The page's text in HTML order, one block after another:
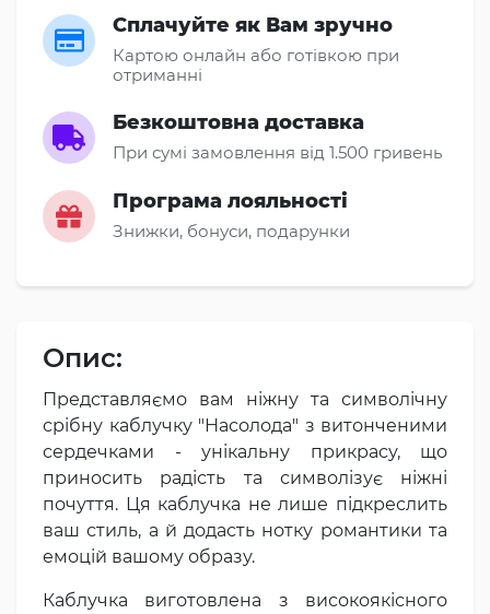
Сплачуйте як Вам зручно
Картою онлайн або готівкою при
отриманні
Безкоштовна доставка
При сумі замовлення від 1.500 гривень
Програма лояльності
Знижки, бонуси, подарунки
Опис:
Представляємо вам ніжну та символічну
срібну каблучку "Насолода" з витонченими
сердечками - унікальну прикрасу, що
приносить радість та символізує ніжні
почуття. Ця каблучка не лише підкреслить
ваш стиль, а й додасть нотку романтики та
емоцій вашому образу.
Каблучка виготовлена з високоякісного